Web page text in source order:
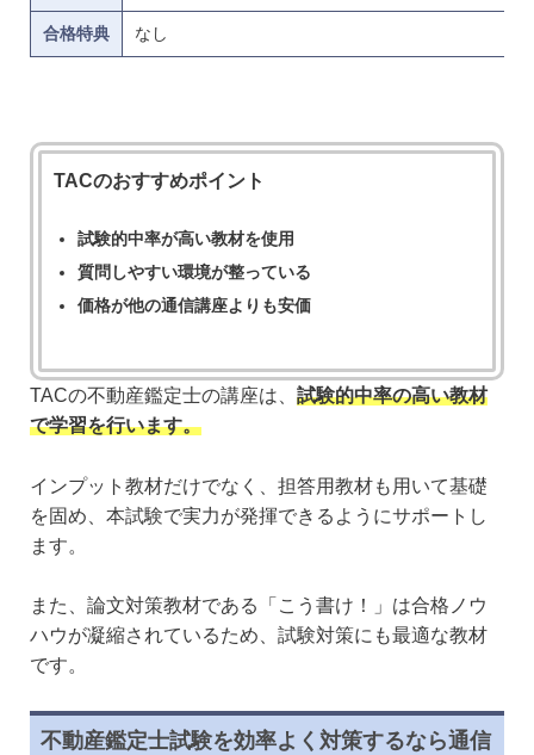
合格特典 なし
TACのおすすめポイント
試験的中率が高い教材を使用
質問しやすい環境が整っている
価格が他の通信講座よりも安価
TACの不動産鑑定士の講座は、 試験的中率の高い教材
で学習を行います。
インプット教材だけでなく、担答用教材も用いて基礎
を固め、本試験で実力が発揮できるようにサポートし
ます。
また、論文対策教材である「こう書け！」は合格ノウ
ハウが凝縮されているため、試験対策にも最適な教材
です。
不動産鑑定士試験を効率よく対策するなら通信